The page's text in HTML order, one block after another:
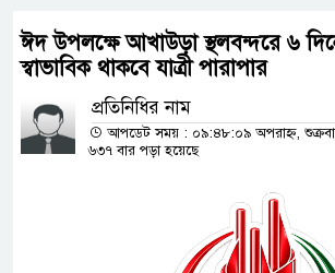
ঈদ উপলক্ষে আখাউড়া স্থলবন্দরে ৬
স্বাভাবিক থাকবে যাত্রী পারাপার
প্রতিনিধির নাম
আপডেট সময় : ০৯:৪৮:০৯ অপরাহ্ন,
৬৩৭ বার পড়া হয়েছে